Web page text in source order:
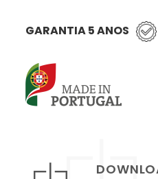
GARANTIA 5 ANOS